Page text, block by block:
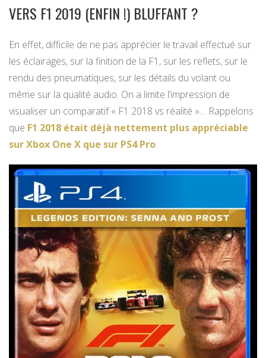
VERS F1 2019 (ENFIN !) BLUFFANT ?
En effet, difficile de ne pas apprécier le travail effectué sur
les éclairages, sur la finition de la F1, sur les reflets, sur le
rendu des pneumatiques, sur les détails du volant ou
même sur la qualité audio. On a limite l’impression de
visualiser un comparatif « F1 2018 vs réalité »… Rappelons
que F1 2018 était déjà nettement plus appréciable
sur Xbox One X que sur PS4 Pro.